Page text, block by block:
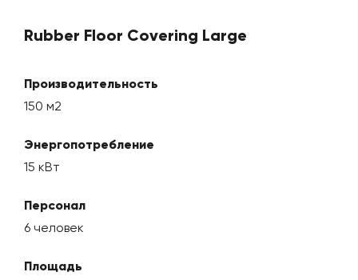
Rubber Floor Covering Large
Производительность
150 м2
Энергопотребление
15 кВт
Персонал
6 человек
Площадь